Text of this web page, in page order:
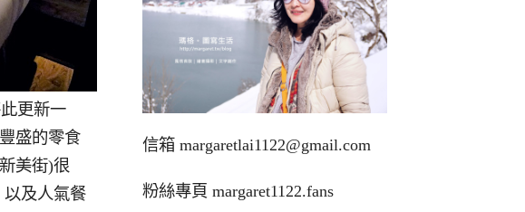
更新一
盛的零食
美街)很
以及人氣餐
信箱 margaretlai1122@gmail.com
粉絲專頁 margaret1122.fans